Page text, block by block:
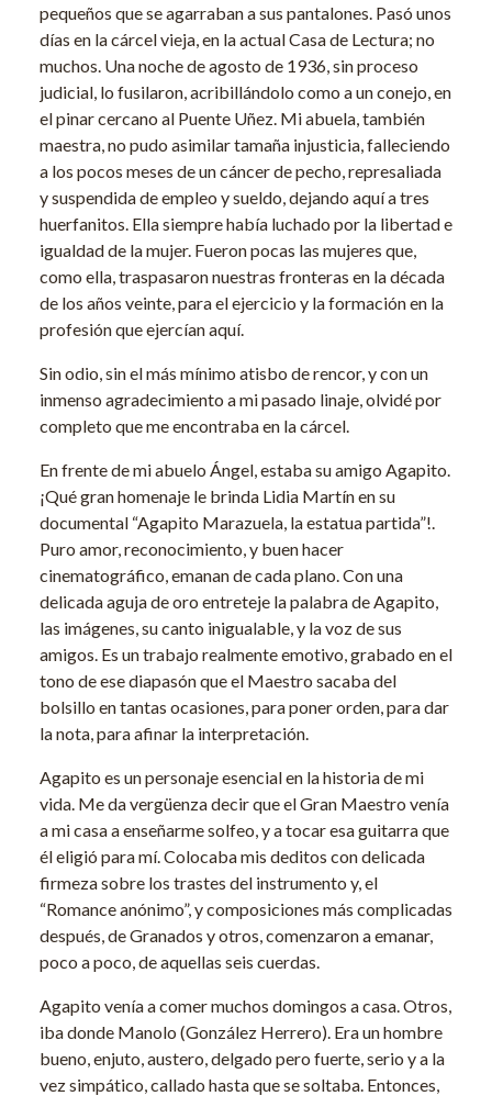
pequeños que se agarraban a sus pantalones. Pasó unos
días en la cárcel vieja, en la actual Casa de Lectura; no
muchos. Una noche de agosto de 1936, sin proceso
judicial, lo fusilaron, acribillándolo como a un conejo, en
el pinar cercano al Puente Uñez. Mi abuela, también
maestra, no pudo asimilar tamaña injusticia, falleciendo
a los pocos meses de un cáncer de pecho, represaliada
y suspendida de empleo y sueldo, dejando aquí a tres
huerfanitos. Ella siempre había luchado por la libertad e
igualdad de la mujer. Fueron pocas las mujeres que,
como ella, traspasaron nuestras fronteras en la década
de los años veinte, para el ejercicio y la formación en la
profesión que ejercían aquí.
Sin odio, sin el más mínimo atisbo de rencor, y con un
inmenso agradecimiento a mi pasado linaje, olvidé por
completo que me encontraba en la cárcel.
En frente de mi abuelo Ángel, estaba su amigo Agapito.
¡Qué gran homenaje le brinda Lidia Martín en su
documental “Agapito Marazuela, la estatua partida”!.
Puro amor, reconocimiento, y buen hacer
cinematográfico, emanan de cada plano. Con una
delicada aguja de oro entreteje la palabra de Agapito,
las imágenes, su canto inigualable, y la voz de sus
amigos. Es un trabajo realmente emotivo, grabado en el
tono de ese diapasón que el Maestro sacaba del
bolsillo en tantas ocasiones, para poner orden, para dar
la nota, para afinar la interpretación.
Agapito es un personaje esencial en la historia de mi
vida. Me da vergüenza decir que el Gran Maestro venía
a mi casa a enseñarme solfeo, y a tocar esa guitarra que
él eligió para mí. Colocaba mis deditos con delicada
firmeza sobre los trastes del instrumento y, el
“Romance anónimo”, y composiciones más complicadas
después, de Granados y otros, comenzaron a emanar,
poco a poco, de aquellas seis cuerdas.
Agapito venía a comer muchos domingos a casa. Otros,
iba donde Manolo (González Herrero). Era un hombre
bueno, enjuto, austero, delgado pero fuerte, serio y a la
vez simpático, callado hasta que se soltaba. Entonces,